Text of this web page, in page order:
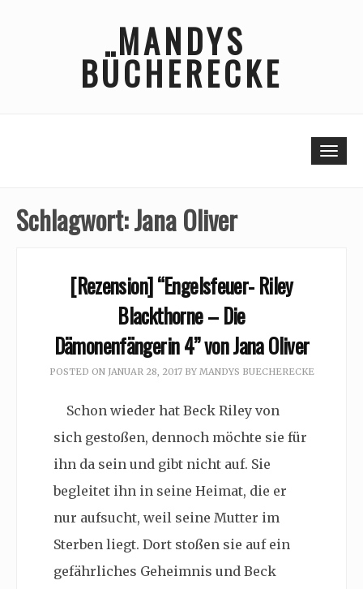
MANDYS
BÜCHERECKE
Schlagwort:Jana Oliver
[Rezension] “Engelsfeuer- Riley
Blackthorne – Die
Dämonenfängerin 4” von Jana Oliver
POSTED ON JANUAR 28, 2017BY MANDYS BUECHERECKE
Schon wieder hat Beck Riley von
sich gestoßen, dennoch möchte sie für
ihn da sein und gibt nicht auf. Sie
begleitet ihn in seine Heimat, die er
nur aufsucht, weil seine Mutter im
Sterben liegt. Dort stoßen sie auf ein
gefährliches Geheimnis und Beck